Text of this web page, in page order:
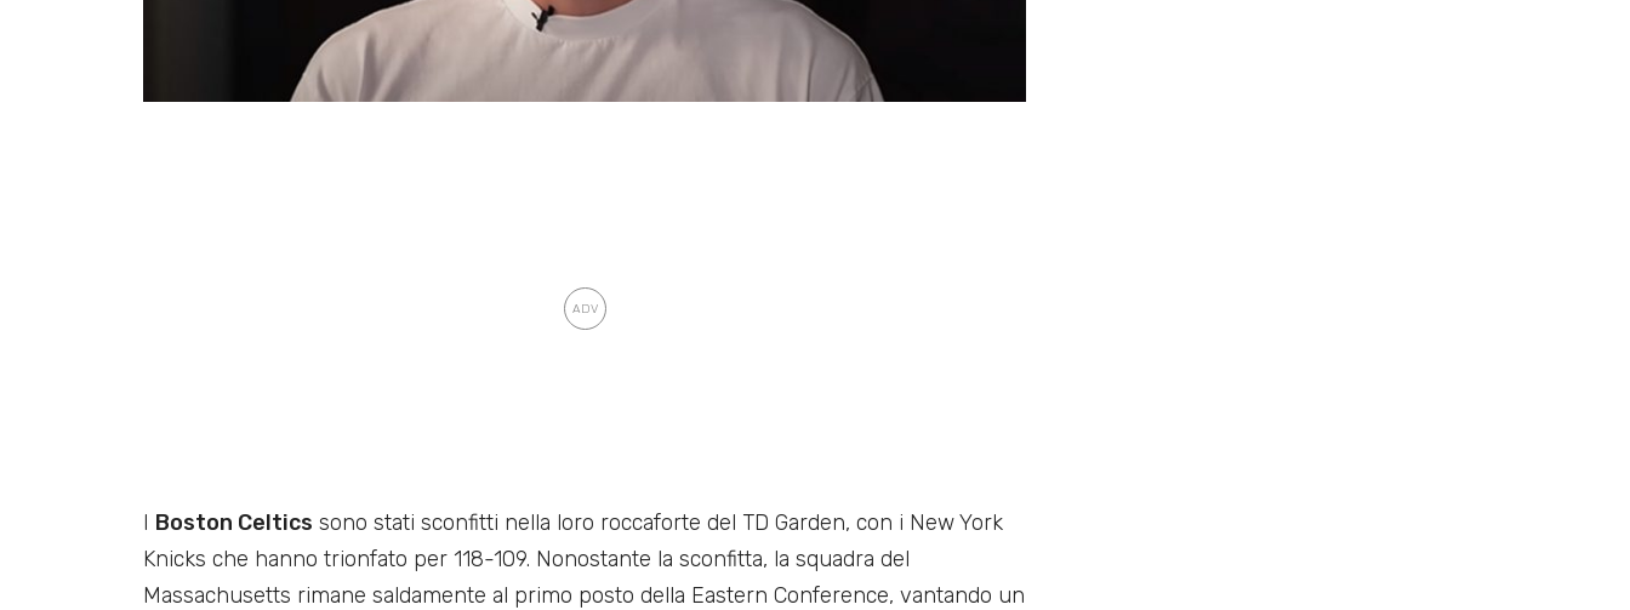
I Boston Celtics sono stati sconfitti nella loro roccaforte del TD Garden, con i New York
Knicks che hanno trionfato per 118-109. Nonostante la sconfitta, la squadra del
Massachusetts rimane saldamente al primo posto della Eastern Conference, vantando un